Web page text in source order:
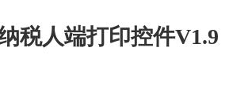
税人端打印控件V1.9